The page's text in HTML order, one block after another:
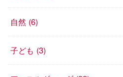
自然 (6)
子ども (3)